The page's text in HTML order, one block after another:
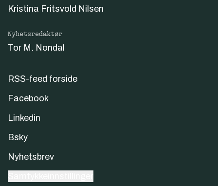
Kristina Fritsvold Nilsen
Nyhetsredaktør
Tor M. Nondal
RSS-feed forside
Facebook
Linkedin
Bsky
Nyhetsbrev